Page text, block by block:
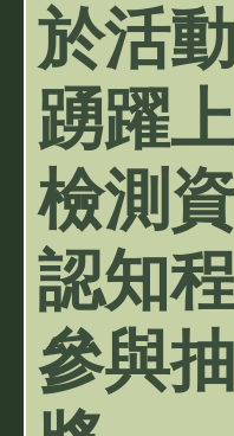
於活
踴躍
檢測
認知
參與